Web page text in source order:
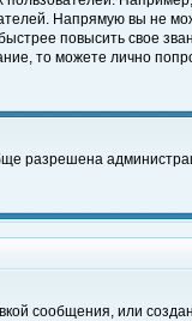
Напрямую вы не
повысить свое
то можете лично
разрешена
сообщения, или